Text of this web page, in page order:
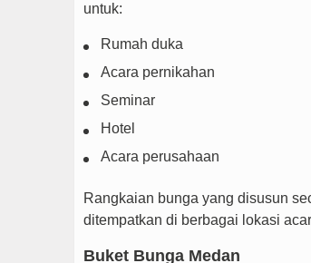
untuk:
Rumah duka
Acara pernikahan
Seminar
Hotel
Acara perusahaan
Rangkaian bunga yang disusun
ditempatkan di berbagai lokasi
Buket Bunga Medan